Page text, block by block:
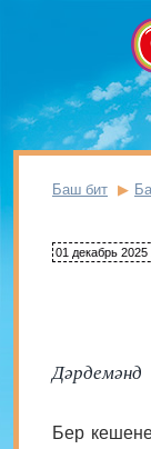
Баш бит
01 декабрь 2025
Дәрдемәнд
Бер